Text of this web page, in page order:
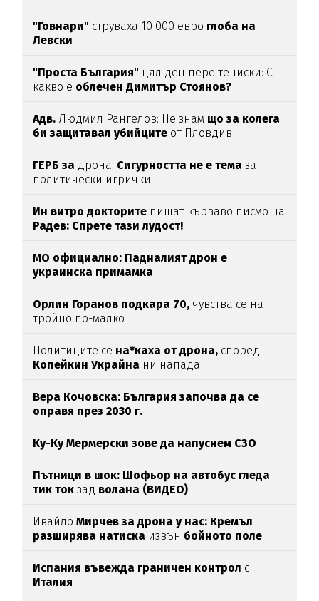
"Говнари" струваха 10 000 евро глоба на
Левски
"Проста България" цял ден пере тениски: С
какво е облечен Димитър Стоянов?
Адв. Людмил Рангелов: Не знам що за колега
би защитавал убийците от Пловдив
ГЕРБ за дрона: Сигурността не е темаза
политически игрички!
Ин витро докторите пишат кърваво писмо на
Радев: Спрете тази лудост!
МО официално: Падналият дрон е
украинска примамка
Орлин Горанов подкара 70, чувства се на
тройно по-малко
Политиците се на*каха от дрона, според
Копейкин Украйна ни напада
Вера Кочовска: България започва да се
оправя през 2030 г.
Ку-Ку Мермерски зове да напуснем СЗО
Пътници в шок: Шофьор на автобус гледа
тик ток зад волана (ВИДЕО)
ИвайлоМирчев за дрона у нас: Кремъл
разширява натиска извън бойното поле
Испания въвежда граничен контрол с
Италия